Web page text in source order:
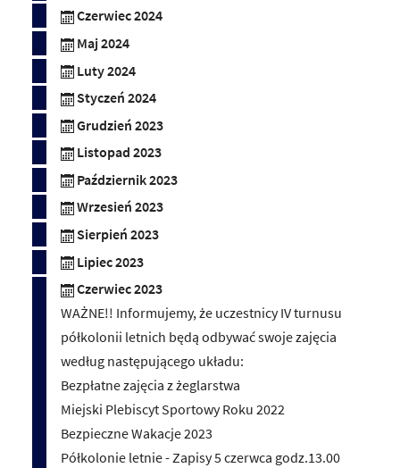
Czerwiec 2024
Maj 2024
Luty 2024
Styczeń 2024
Grudzień 2023
Listopad 2023
Październik 2023
Wrzesień 2023
Sierpień 2023
Lipiec 2023
Czerwiec 2023
WAŻNE!! Informujemy, że uczestnicy IV turnusu
półkolonii letnich będą odbywać swoje zajęcia
według następującego układu:
Bezpłatne zajęcia z żeglarstwa
Miejski Plebiscyt Sportowy Roku 2022
Bezpieczne Wakacje 2023
Półkolonie letnie - Zapisy 5 czerwca godz.13.00